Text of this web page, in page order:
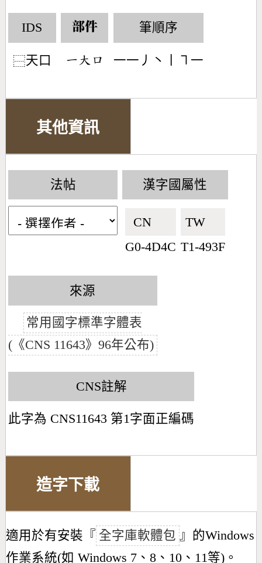
IDS
⿱天口
部件
󶀀󶁨󶁶
筆順序
一一丿丶丨㇕一
其他資訊
法帖 漢字國屬性
CN🇨🇳
G0-4D4C
TW🇹🇼
T1-493F
來源
常用國字標準字體表
(《CNS 11643》96年公布)
CNS註解
此字為 CNS11643 第1字面正編碼
造字下載
適用於有安裝『 全字庫軟體包 』的Windows
作業系統(如 Windows 7、8、10、11等)。